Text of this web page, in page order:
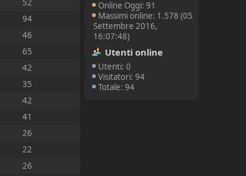
Online Oggi: 91
Massimi online: 1.578 (05
Settembre 2016,
16:07:48)
Utenti online
Utenti: 0
Visitatori: 94
Totale: 94
52
94
46
65
42
35
42
41
26
22
26